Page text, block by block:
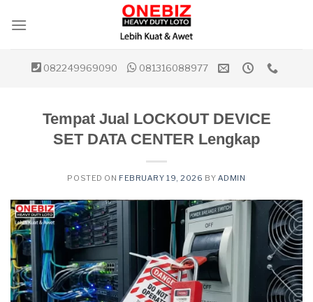
082249969090 081316088977
Tempat Jual LOCKOUT DEVICE
SET DATA CENTER Lengkap
POSTED ON FEBRUARY 19, 2026 BY ADMIN